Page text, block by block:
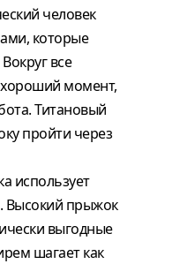
человек
которые
все
хороший момент,
Титановый
пройти через
использует
Высокий прыжок
выгодные
шагает как